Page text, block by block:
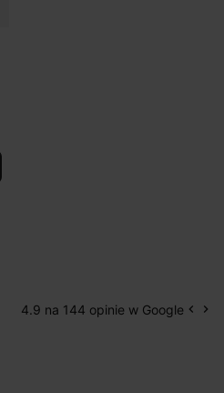
4.9 na 144 opinie w Google keyboard_arrow_left keyboard_arrow_right